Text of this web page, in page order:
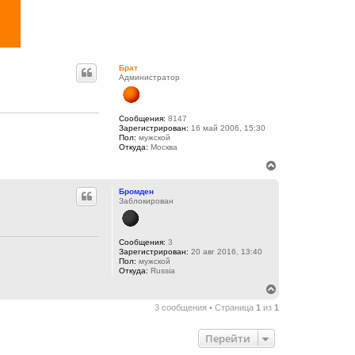
Брат
Администратор
Сообщения: 8147
Зарегистрирован: 16 май 2006, 15:30
Пол: мужской
Откуда: Москва
а
Бромден
Заблокирован
Сообщения: 3
Зарегистрирован: 20 авг 2016, 13:40
Пол: мужской
Откуда: Russia
р
3 сообщения • Страница 1 из 1
Перейти